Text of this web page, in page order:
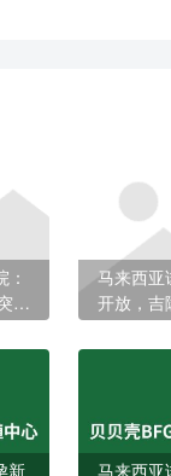
马来西亚
开放，吉
新 马来西亚